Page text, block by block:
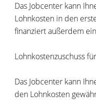
Das Jobcenter kann
Lohnkosten in den
finanziert außerdem
Lohnkostenzuschuss
Das Jobcenter kann
den Lohnkosten